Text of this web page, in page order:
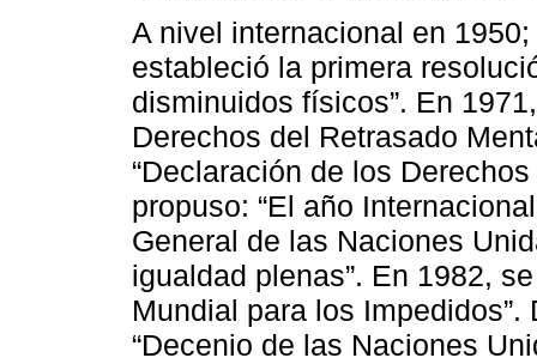
A nivel internacional en
estableció la primera
disminuidos físicos”. En
Derechos del Retrasado
“Declaración de los
propuso: “El año
General de las Naciones
igualdad plenas”. En 1982,
Mundial para los
“Decenio de las Naciones